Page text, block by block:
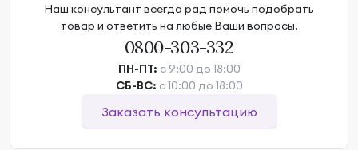
Наш консультант всегда рад помочь подобрать
товар и ответить на любые Ваши вопросы.
0800-303-332
ПН-ПТ: с 9:00 до 18:00
СБ-ВС: с 10:00 до 18:00
Заказать консультацию